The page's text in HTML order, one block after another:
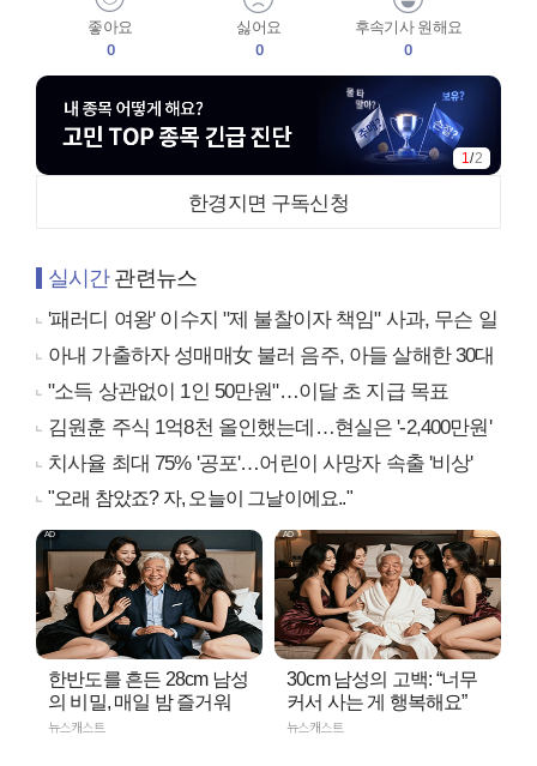
좋아요
0
싫어요
0
후속기사 원해요
0
1/2
한경지면 구독신청
실시간관련뉴스
'패러디 여왕' 이수지 "제 불찰이자 책임" 사과, 무슨 일
아내 가출하자 성매매女 불러 음주, 아들 살해한 30대
"소득 상관없이 1인 50만원"…이달 초 지급 목표
김원훈 주식 1억8천 올인했는데…현실은 '-2,400만원'
치사율 최대 75% '공포'…어린이 사망자 속출 '비상'
"오래 참았죠? 자, 오늘이 그날이에요.."
한반도를 흔든 28cm 남성
의 비밀, 매일 밤 즐거워
뉴스캐스트
30cm 남성의 고백: “너무
커서 사는 게 행복해요”
뉴스캐스트